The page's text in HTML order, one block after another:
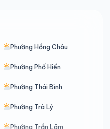
Phường Hồng Châu
Phường Phố Hiến
Phường Thái Bình
Phường Trà Lý
Phường Trần Lãm